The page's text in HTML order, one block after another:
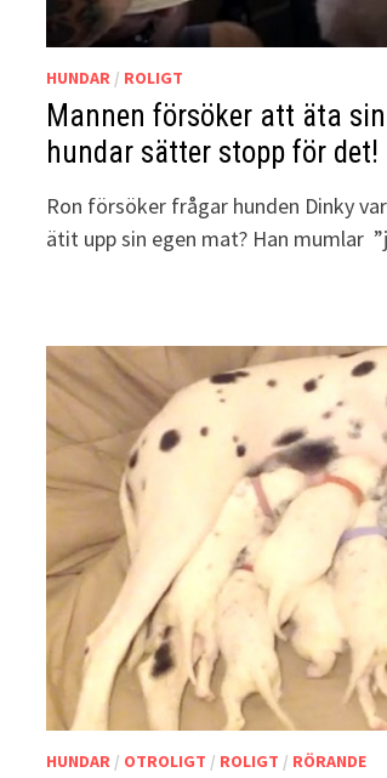
HUNDAR / ROLIGT
Mannen försöker att äta
hundar sätter stopp för det!
Ron försöker frågar hunden Dinky
ätit upp sin egen mat? Han mumlar
HUNDAR / OTROLIGT / ROLIGT / RÖRANDE